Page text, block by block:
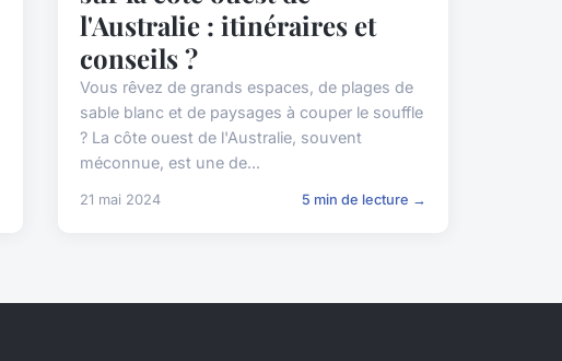
l'Australie : itinéraires et
conseils ?
Vous rêvez de grands espaces, de plages de
sable blanc et de paysages à couper le souffle
? La côte ouest de l'Australie, souvent
méconnue, est une de...
21 mai 2024 5 min de lecture →